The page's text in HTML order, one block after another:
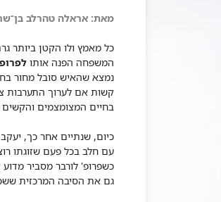
מאת: ​אראלה טהרלב
המשפחה הפנה אותו
נמצא שהאיש סובל מחור
קשות אם לערוך התערבות
בחיים המצומצמים והקשים
כיום, שנתיים אחר כך,
עם חלב בכל פעם שזוגתו
גם את הסיבה המרכזית